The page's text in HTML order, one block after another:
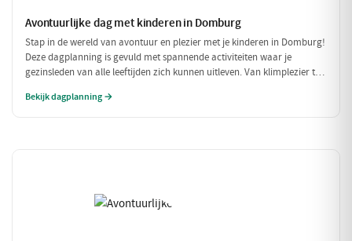
Avontuurlijke dag met kinderen in Domburg
Stap in de wereld van avontuur en plezier met je kinderen in Domburg!
Deze dagplanning is gevuld met spannende activiteiten waar je
gezinsleden van alle leeftijden zich kunnen uitleven. Van klimplezier tot
Bekijk dagplanning →